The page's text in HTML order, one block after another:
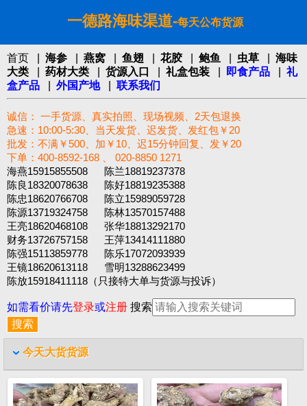
一德路海味渠道-每天公布货源
首页 海参 燕窝 鱼翅 花胶 鲍鱼 虫草
海味
大类
药材大类 货源入口 礼盒包装 即食产品
礼
盒产品
外国产地| 联系我们
诚信： 一手货源、真实拍照、现场视频、2天包退换
急速：10:00-5:30、当天发货、迟发货、发红包￥20
批发：不满￥500、加￥10、迟15分钟回复、发￥20
下单：400-8592-168 、 020-8850 1271‬
海燕15915855508 陈兰18819237378
陈良18320078638 陈好18819235388
陈忠18620766708 陈立15989059728
陈源13719324758 陈林13570157488
王亮18620468108 张华18813292170
财务13726757158 王萍13414111880
陈强15113859778 陈乐17072093939
王镜18620613118 雪明13288623499
陈放15918411118（只接特大单与货源与投诉）
如需看价请先登录或注册 搜索
今天大货货源